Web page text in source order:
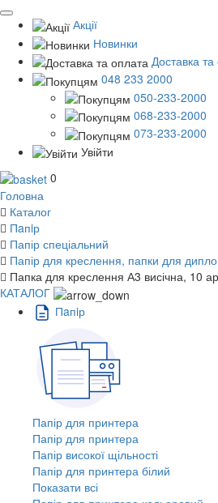
Акції
Новинки
Доставка
048 233 2000
050-233-2000
068-233-2000
073-233-2000
Увійти
0
Головна
Каталог
Пaпiр
Папір спеціальний
Папір для креслення, папки для
Папка для креслення А3 висічна, 10
КАТАЛОГ
Пaпiр
Папір для принтера
Папір для принтера
Папір високої щільності
Папір для принтера білий
Показати всі